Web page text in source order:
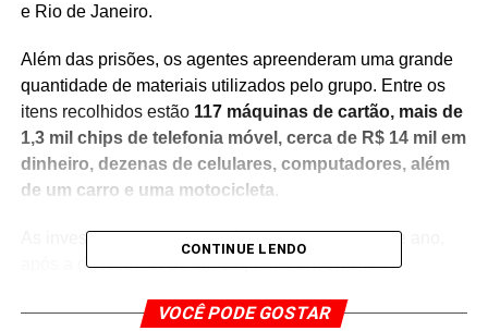
e Rio de Janeiro.
Além das prisões, os agentes apreenderam uma grande
quantidade de materiais utilizados pelo grupo. Entre os
itens recolhidos estão 117 máquinas de cartão, mais de
1,3 mil chips de telefonia móvel, cerca de R$ 14 mil em
dinheiro, dezenas de celulares, computadores, além
de um carro e uma motocicleta.
As investigações tiveram início em fevereiro deste ano,
após a descoberta de um esquema envolvendo
fornecimento de máquinas de pagamento eletrônico.
CONTINUE LENDO
VOCÊ PODE GOSTAR